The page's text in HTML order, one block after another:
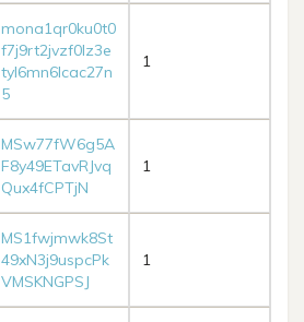
mona1qr0ku0t0
f7j9rt2jvzf0lz3e
tyl6mn6lcac27n
5
1
MSw77fW6g5A
F8y49ETavRJvq
Qux4fCPTjN
1
MS1fwjmwk8St
49xN3j9uspcPk
VMSKNGPSJ
1